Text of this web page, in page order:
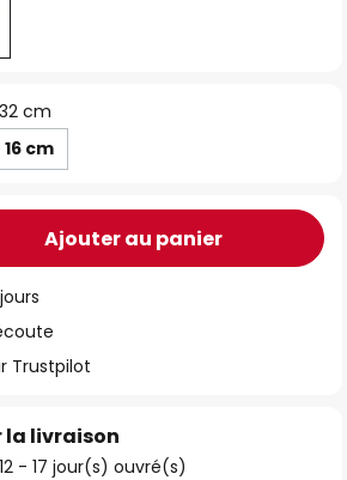
32 cm
16 cm
Ajouter au panier
Trustpilot
livraison
- 17 jour(s) ouvré(s)